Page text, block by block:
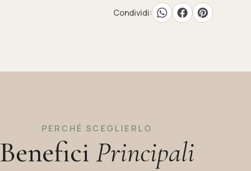
Condividi:
PERCHÉ SCEGLIERLO
Benefici Principali